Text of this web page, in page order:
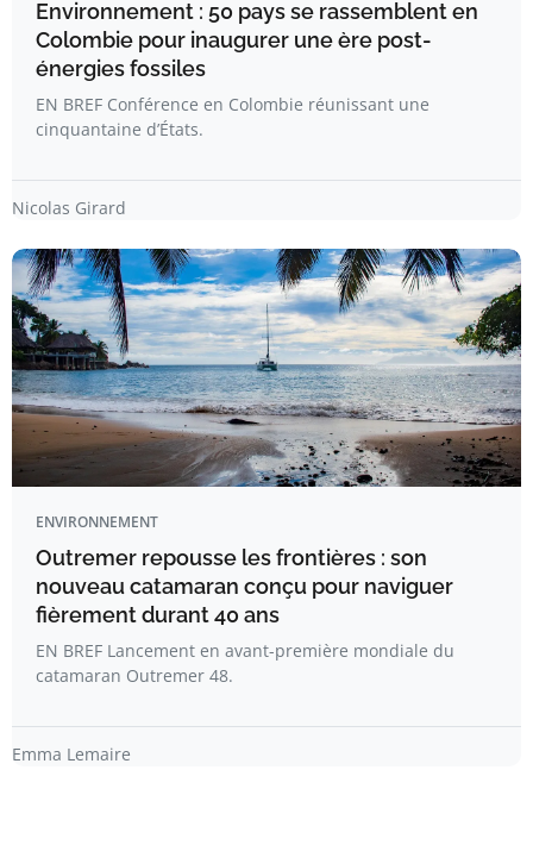
Environnement : 50 pays se rassemblent en
Colombie pour inaugurer une ère post-
énergies fossiles
EN BREF Conférence en Colombie réunissant une
cinquantaine d’États.
Nicolas Girard
ENVIRONNEMENT
Outremer repousse les frontières : son
nouveau catamaran conçu pour naviguer
fièrement durant 40 ans
EN BREF Lancement en avant-première mondiale du
catamaran Outremer 48.
Emma Lemaire